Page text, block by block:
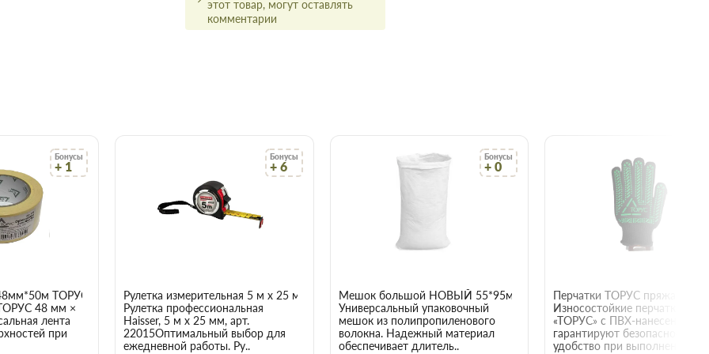
а для этого заключаем
менеджером.
вовремя и точно по
оптовая цена в нашем
и более товаров.
Полимин
сберечь время, деньги и
вам требуются.
этот товар, могут оставлять
комментарии
Бонусы
+ 1
ТОРУС 056
48 мм ×
лента
при
Бонусы
+ 6
Рулетка измерительная 5 м x 25 мм Haisser 22015
Рулетка профессиональная
Haisser, 5 м x 25 мм, арт.
22015Оптимальный выбор для
ежедневной работы. Ру..
Бонусы
+ 0
Мешок большой НОВЫЙ 55*95мм
Универсальный упаковочный
мешок из полипропиленового
волокна. Надежный материал
обеспечивает длитель..
Износостойкие перчатки
«ТОРУС» с ПВХ-нанесением
гарантируют безопасность и
удобство при выполнении е..